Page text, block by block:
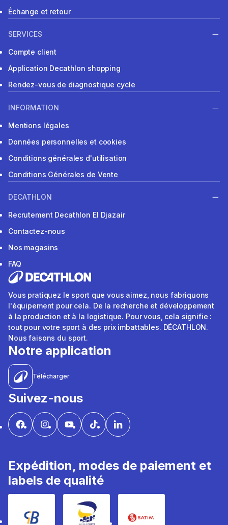
Échange et retour
SERVICES
Compte client
Application Decathlon shopping
Rendez-vous de diagnostique cycle
INFORMATION
Mentions légales
Données personnelles et cookies
Conditions générales d'utilisation
Conditions Générales de Vente
DECATHLON
Recrutement Decathlon El Djazair
Contactez-nous
Nos magasins
FAQ
Vous pratiquez le sport que vous aimez, nous fabriquons
l'équipement pour cela. De la recherche et développement
à la production et à la logistique. Pour vous, cela signifie :
tout pour votre sport à des prix imbattables. DÉCATHLON.
Nous faisons du sport.
Notre application
Télécharger
Suivez-nous
Expédition, modes de paiement et
labels de qualité